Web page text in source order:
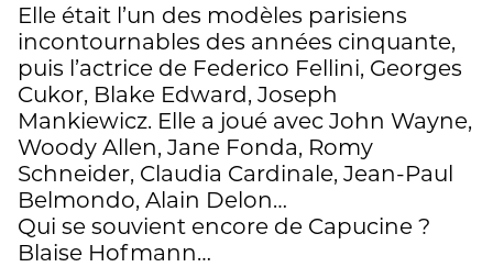
Elle était l’un des modèles parisiens
incontournables des années cinquante,
puis l’actrice de Federico Fellini, Georges
Cukor, Blake Edward, Joseph
Mankiewicz. Elle a joué avec John Wayne,
Woody Allen, Jane Fonda, Romy
Schneider, Claudia Cardinale, Jean-Paul
Belmondo, Alain Delon…
Qui se souvient encore de Capucine ?
Blaise Hofmann…